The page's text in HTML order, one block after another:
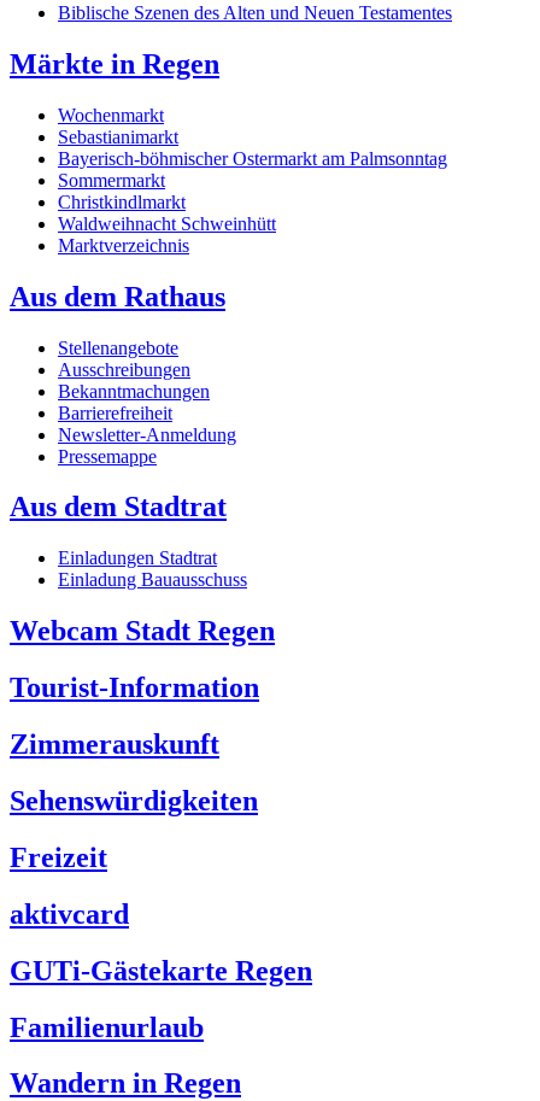
Biblische Szenen des Alten und Neuen Testamentes
Märkte in Regen
Wochenmarkt
Sebastianimarkt
Bayerisch-böhmischer Ostermarkt am Palmsonntag
Sommermarkt
Christkindlmarkt
Waldweihnacht Schweinhütt
Marktverzeichnis
Aus dem Rathaus
Stellenangebote
Ausschreibungen
Bekanntmachungen
Barrierefreiheit
Newsletter-Anmeldung
Pressemappe
Aus dem Stadtrat
Einladungen Stadtrat
Einladung Bauausschuss
Webcam Stadt Regen
Tourist-Information
Zimmerauskunft
Sehenswürdigkeiten
Freizeit
aktivcard
GUTi-Gästekarte Regen
Familienurlaub
Wandern in Regen